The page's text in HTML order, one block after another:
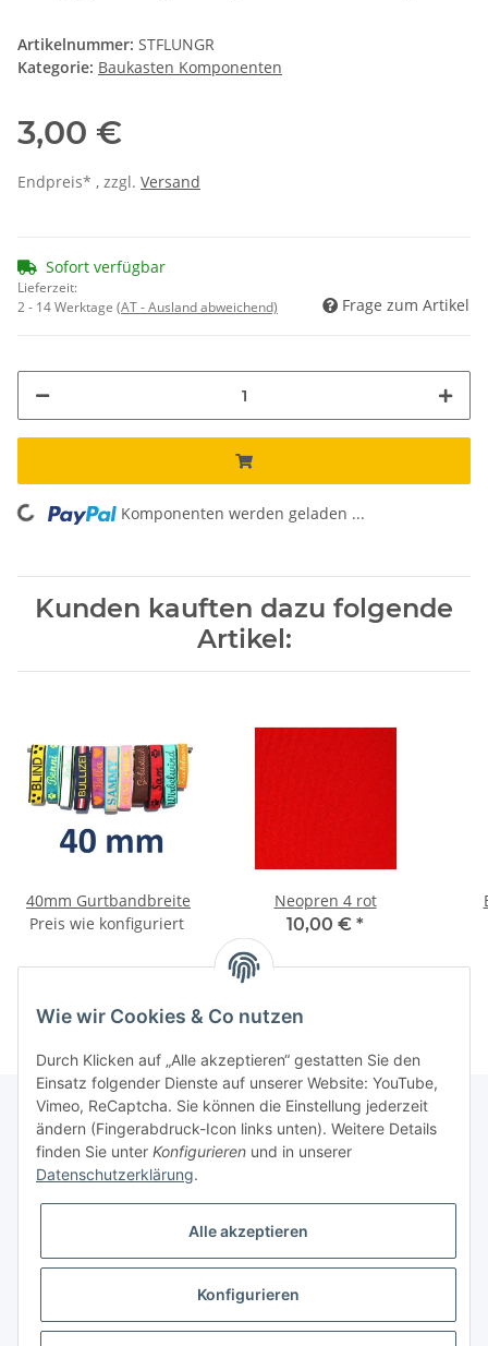
Artikelnummer: STFLUNGR
Kategorie: Baukasten Komponenten
3,00 €
Endpreis* , zzgl. Versand
Sofort verfügbar
Lieferzeit:
2 - 14 Werktage (AT - Ausland abweichend) Frage zum Artikel
Loading... Komponenten werden geladen ...
Kunden kauften dazu folgende
Artikel:
40mm Gurtbandbreite
Preis wie konfiguriert
Neopren 4 rot
10,00 € *
Informationen
Galerie
* Keine Ausweisung der Mehrwertsteuer gemäß Klein-Unternehmer-Regelung.,
Wie wir Cookies & Co nutzen
Durch Klicken auf „Alle akzeptieren“ gestatten Sie den
Einsatz folgender Dienste auf unserer Website: YouTube,
Vimeo, ReCaptcha. Sie können die Einstellung jederzeit
ändern (Fingerabdruck-Icon links unten). Weitere Details
finden Sie unter Konfigurieren und in unserer
Datenschutzerklärung.
Alle akzeptieren
Konfigurieren